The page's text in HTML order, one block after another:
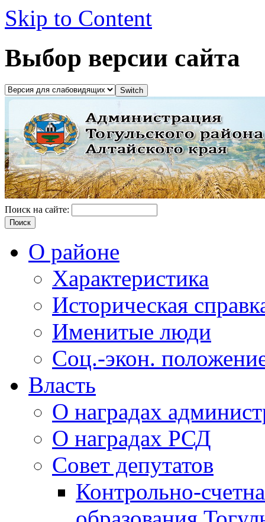
Skip to Content
Выбор версии сайта
Поиск на сайте:
О районе
Характеристика
Историческая
Именитые люди
Соц.-экон.
Власть
О наградах
О наградах РСД
Совет депутатов
Контрольно-